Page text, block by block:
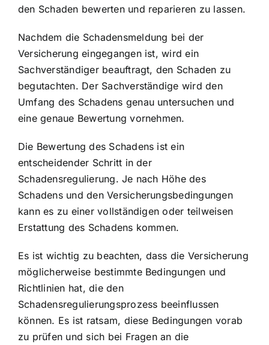
den Schaden bewerten und reparieren zu lassen.
Nachdem die Schadensmeldung bei der
Versicherung eingegangen ist, wird ein
Sachverständiger beauftragt, den Schaden zu
begutachten. Der Sachverständige wird den
Umfang des Schadens genau untersuchen und
eine genaue Bewertung vornehmen.
Die Bewertung des Schadens ist ein
entscheidender Schritt in der
Schadensregulierung. Je nach Höhe des
Schadens und den Versicherungsbedingungen
kann es zu einer vollständigen oder teilweisen
Erstattung des Schadens kommen.
Es ist wichtig zu beachten, dass die Versicherung
möglicherweise bestimmte Bedingungen und
Richtlinien hat, die den
Schadensregulierungsprozess beeinflussen
können. Es ist ratsam, diese Bedingungen vorab
zu prüfen und sich bei Fragen an die